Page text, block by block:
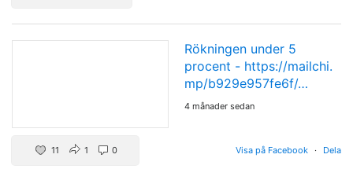
Rökningen under 5
procent - https://mailchi.
mp/b929e957fe6f/…
4 månader sedan
Visa på Facebook · Dela
11 1 0